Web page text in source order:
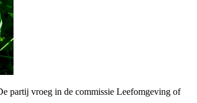
partij vroeg in de commissie Leefomgeving of